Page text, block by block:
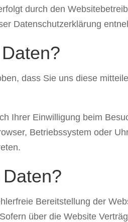
durch den
Datenschutzerklärung
dass Sie uns diese
Ihrer Einwilligung beim
Betriebssystem oder
Bereitstellung der
über die Website